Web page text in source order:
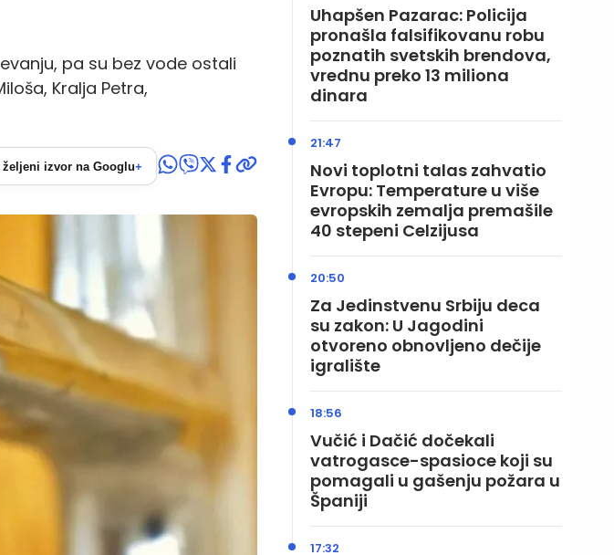
pa su bez vode ostali
Kralja Petra,
željeni izvor na Googlu+
Uhapšen Pazarac: Policija
pronašla falsifikovanu robu
poznatih svetskih brendova,
vrednu preko 13 miliona
dinara
Novi toplotni talas zahvatio
Evropu: Temperature u više
evropskih zemalja premašile
40 stepeni Celzijusa
21:47
Za Jedinstvenu Srbiju deca
su zakon: U Jagodini
otvoreno obnovljeno dečije
igralište
20:50
Vučić i Dačić dočekali
vatrogasce-spasioce koji su
pomagali u gašenju požara u
Španiji
18:56
17:32